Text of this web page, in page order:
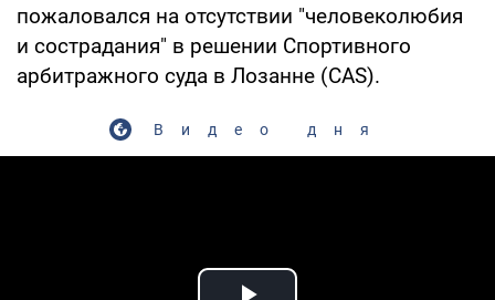
пожаловался на отсутствии "человеколюбия
и сострадания" в решении Спортивного
арбитражного суда в Лозанне (CAS).
Видео дня